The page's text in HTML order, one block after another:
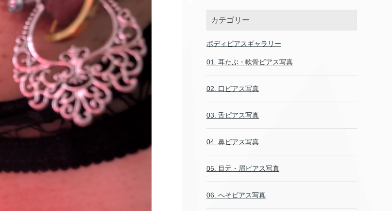
カテゴリー
ボディピアスギャラリー
01. 耳たぶ・軟骨ピアス写真
02. 口ピアス写真
03. 舌ピアス写真
04. 鼻ピアス写真
05. 目元・眉ピアス写真
06. へそピアス写真